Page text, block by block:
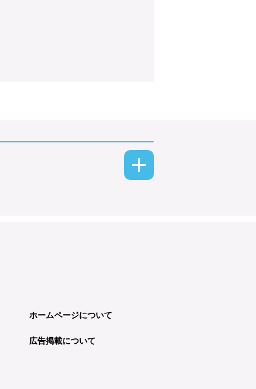
ホームページについて
広告掲載について